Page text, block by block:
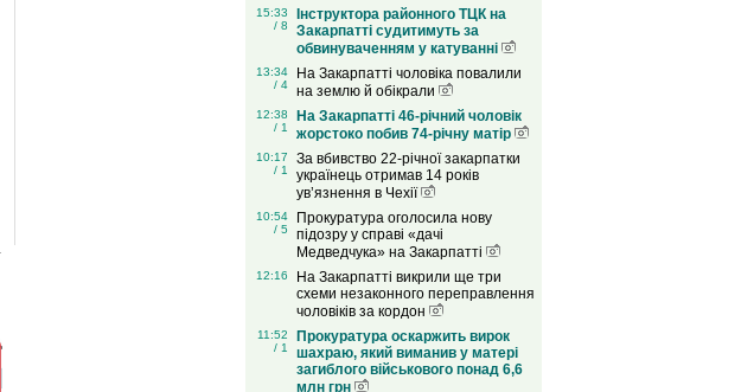
15:33
/ 8
Інструктора районного ТЦК на
Закарпатті судитимуть за
обвинуваченням у катуванні
13:34
/ 4
На Закарпатті чоловіка повалили
на землю й обікрали
12:38
/ 1
На Закарпатті 46-річний чоловік
жорстоко побив 74-річну матір
10:17
/ 1
За вбивство 22-річної закарпатки
українець отримав 14 років
ув’язнення в Чехії
10:54
/ 5
Прокуратура оголосила нову
підозру у справі «дачі
Медведчука» на Закарпатті
12:16
На Закарпатті викрили ще три
схеми незаконного переправлення
чоловіків за кордон
11:52
/ 1
Прокуратура оскаржить вирок
шахраю, який виманив у матері
загиблого військового понад 6,6
млн грн